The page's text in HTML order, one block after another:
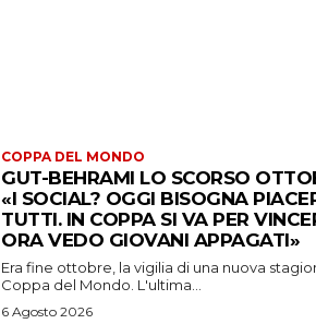
COPPA DEL MONDO
GUT-BEHRAMI LO SCORSO
«I SOCIAL? OGGI BISOGNA
TUTTI. IN COPPA SI VA PER
ORA VEDO GIOVANI APPAGATI»
Era fine ottobre, la vigilia di una nuova
Coppa del Mondo. L'ultima...
6 Agosto 2026